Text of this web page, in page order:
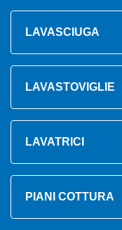
LAVASCIUGA
LAVASTOVIGLIE
LAVATRICI
PIANI COTTURA